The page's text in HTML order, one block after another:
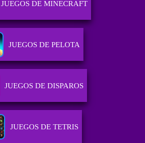
JUEGOS DE MINECRAFT
JUEGOS DE PELOTA
JUEGOS DE DISPAROS
JUEGOS DE TETRIS